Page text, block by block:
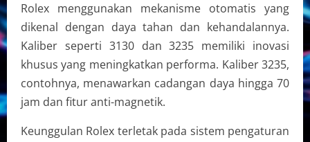
Rolex menggunakan mekanisme otomatis yang
dikenal dengan daya tahan dan kehandalannya.
Kaliber seperti 3130 dan 3235 memiliki inovasi
khusus yang meningkatkan performa. Kaliber 3235,
contohnya, menawarkan cadangan daya hingga 70
jam dan fitur anti-magnetik.
Keunggulan Rolex terletak pada sistem pengaturan